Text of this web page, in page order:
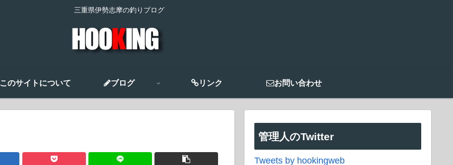
三重県伊勢志摩の釣りブログ
このサイトについて ブログ リンク お問い合わせ
管理人のTwitter
Tweets by hookingweb